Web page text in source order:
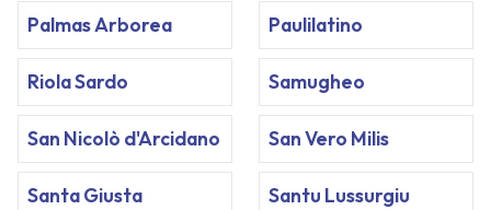
Palmas Arborea Paulilatino
Riola Sardo Samugheo
San Nicolò d'Arcidano San Vero Milis
Santa Giusta Santu Lussurgiu